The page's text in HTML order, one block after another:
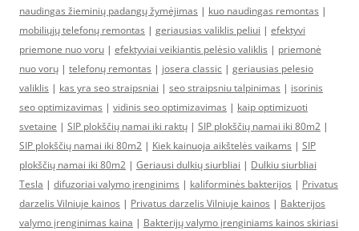
naudingas žieminių padangų žymėjimas | kuo naudingas remontas |
mobiliųjų telefonų remontas | geriausias valiklis peliui | efektyvi
priemone nuo voru | efektyviai veikiantis pelėsio valiklis | priemonė
nuo vorų | telefonų remontas | josera classic | geriausias pelesio
valiklis | kas yra seo straipsniai | seo straipsniu talpinimas | isorinis
seo optimizavimas | vidinis seo optimizavimas | kaip optimizuoti
svetaine | SIP plokščių namai iki raktų | SIP plokščių namai iki 80m2 |
SIP plokščių namai iki 80m2 | Kiek kainuoja aikštelės vaikams | SIP
plokščių namai iki 80m2 | Geriausi dulkių siurbliai | Dulkiu siurbliai
Tesla | difuzoriai valymo įrenginims | kaliforminės bakterijos | Privatus
darzelis Vilniuje kainos | Privatus darzelis Vilniuje kainos | Bakterijos
valymo įrenginimas kaina | Bakterijų valymo įrenginiams kainos skiriasi